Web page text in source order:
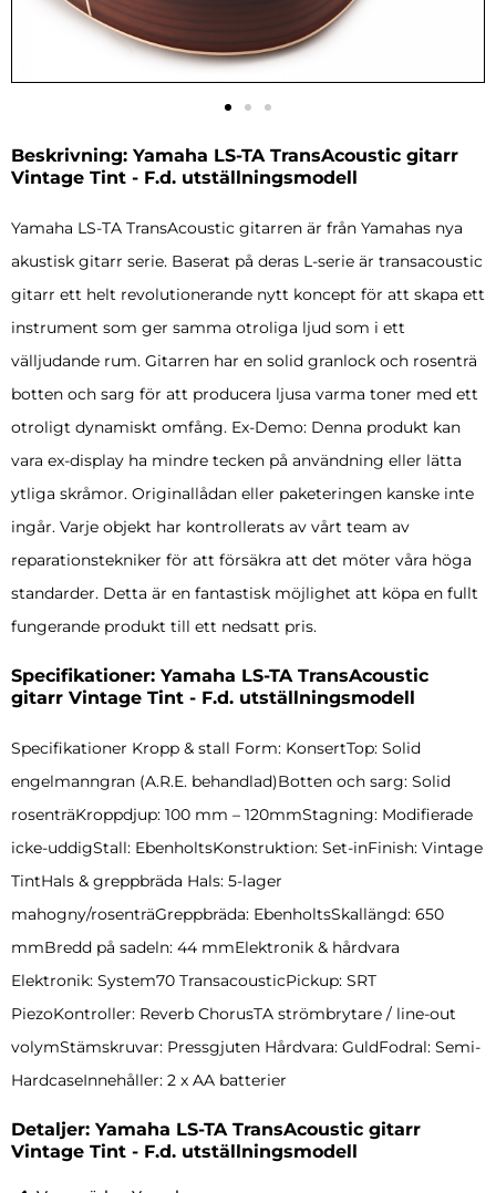
Beskrivning: Yamaha LS-TA TransAcoustic gitarr
Vintage Tint - F.d. utställningsmodell
Yamaha LS-TA TransAcoustic gitarren är från Yamahas nya
akustisk gitarr serie. Baserat på deras L-serie är transacoustic
gitarr ett helt revolutionerande nytt koncept för att skapa ett
instrument som ger samma otroliga ljud som i ett
välljudande rum. Gitarren har en solid granlock och rosenträ
botten och sarg för att producera ljusa varma toner med ett
otroligt dynamiskt omfång. Ex-Demo: Denna produkt kan
vara ex-display ha mindre tecken på användning eller lätta
ytliga skråmor. Originallådan eller paketeringen kanske inte
ingår. Varje objekt har kontrollerats av vårt team av
reparationstekniker för att försäkra att det möter våra höga
standarder. Detta är en fantastisk möjlighet att köpa en fullt
fungerande produkt till ett nedsatt pris.
Specifikationer: Yamaha LS-TA TransAcoustic
gitarr Vintage Tint - F.d. utställningsmodell
Specifikationer Kropp & stall Form: KonsertTop: Solid
engelmanngran (A.R.E. behandlad)Botten och sarg: Solid
rosenträKroppdjup: 100 mm – 120mmStagning: Modifierade
icke-uddigStall: EbenholtsKonstruktion: Set-inFinish: Vintage
TintHals & greppbräda Hals: 5-lager
mahogny/rosenträGreppbräda: EbenholtsSkallängd: 650
mmBredd på sadeln: 44 mmElektronik & hårdvara
Elektronik: System70 TransacousticPickup: SRT
PiezoKontroller: Reverb ChorusTA strömbrytare / line-out
volymStämskruvar: Pressgjuten Hårdvara: GuldFodral: Semi-
HardcaseInnehåller: 2 x AA batterier
Detaljer: Yamaha LS-TA TransAcoustic gitarr
Vintage Tint - F.d. utställningsmodell